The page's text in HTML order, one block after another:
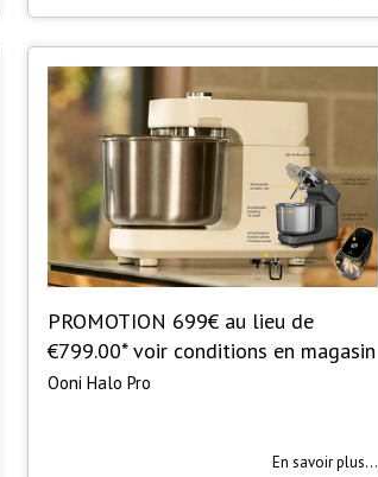
PROMOTION 699€ au lieu de
€799.00* voir conditions en magasin
Ooni Halo Pro
En savoir plus...